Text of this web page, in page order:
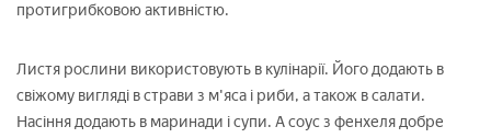
протигрибковою активністю.
Листя рослини використовують в кулінарії. Його додають в
свіжому вигляді в страви з м'яса і риби, а також в салати.
Насіння додають в маринади і супи. А соус з фенхеля добре